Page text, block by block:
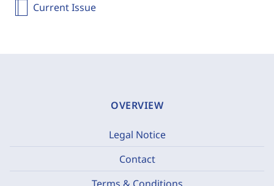
Current Issue
OVERVIEW
Legal Notice
Contact
Terms & Conditions